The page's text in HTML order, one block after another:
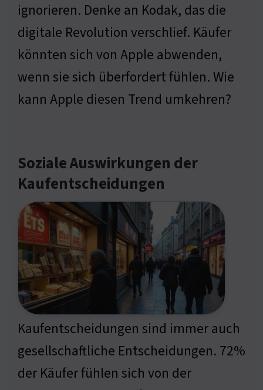
ignorieren. Denke an Kodak, das die
digitale Revolution verschlief. Käufer
könnten sich von Apple abwenden,
wenn sie sich überfordert fühlen. Wie
kann Apple diesen Trend umkehren?
Soziale Auswirkungen der
Kaufentscheidungen
Kaufentscheidungen sind immer auch
gesellschaftliche Entscheidungen. 72%
der Käufer fühlen sich von der